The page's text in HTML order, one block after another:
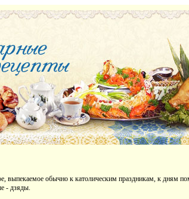
выпекаемое обычно к католическим праздникам, к дням
- дзяды.